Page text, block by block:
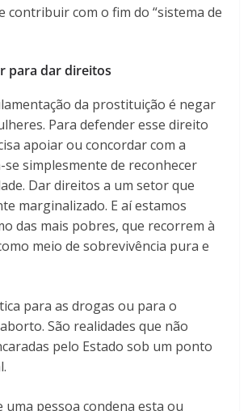
contribuir com o fim do “sistema de
para dar direitos
da prostituição é negar
Para defender esse direito
apoiar ou concordar com a
simplesmente de reconhecer
Dar direitos a um setor que
marginalizado. E aí estamos
das mais pobres, que recorrem à
meio de sobrevivência pura e
para as drogas ou para o
São realidades que não
pelo Estado sob um ponto
uma pessoa condena esta ou